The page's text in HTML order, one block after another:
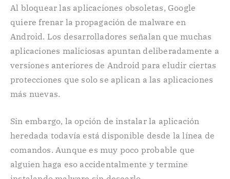
Al bloquear las aplicaciones obsoletas, Google
quiere frenar la propagación de malware en
Android. Los desarrolladores señalan que muchas
aplicaciones maliciosas apuntan deliberadamente a
versiones anteriores de Android para eludir ciertas
protecciones que solo se aplican a las aplicaciones
más nuevas.
Sin embargo, la opción de instalar la aplicación
heredada todavía está disponible desde la línea de
comandos. Aunque es muy poco probable que
alguien haga eso accidentalmente y termine